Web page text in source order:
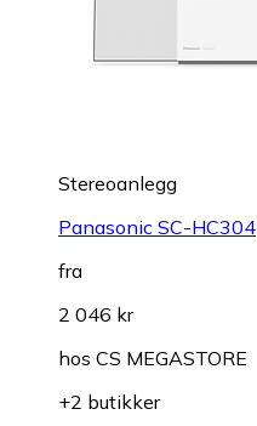
Stereoanlegg
Panasonic SC-HC304
fra
2 046 kr
hos CS MEGASTORE
+2 butikker